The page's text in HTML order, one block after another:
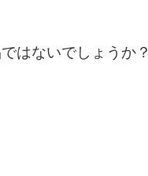
はないでしょうか？